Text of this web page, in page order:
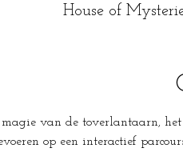
House of
van de toverlantaarn,
op een interactief